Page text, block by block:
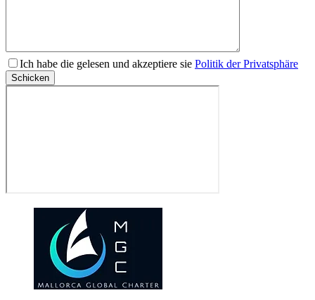
Bitte
lasse
dieses
Ich habe die gelesen und akzeptiere sie Politik der Privatsphäre
Schicken